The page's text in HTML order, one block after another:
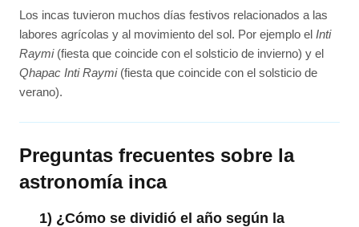
Los incas tuvieron muchos días festivos relacionados a las
labores agrícolas y al movimiento del sol. Por ejemplo el Inti
Raymi(fiesta que coincide con el solsticio de invierno) y el
Qhapac Inti Raymi(fiesta que coincide con el solsticio de
verano).
Preguntas frecuentes sobre la
astronomía inca
1) ¿Cómo se dividió el año según la